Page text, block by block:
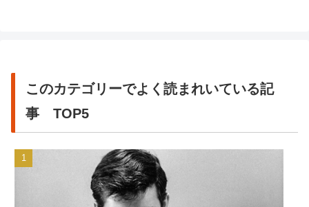
このカテゴリーでよく読まれいている記
事 TOP5